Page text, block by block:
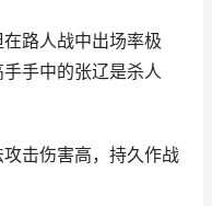
路人战中出场率极
手中的张辽是杀人
击伤害高，持久作战